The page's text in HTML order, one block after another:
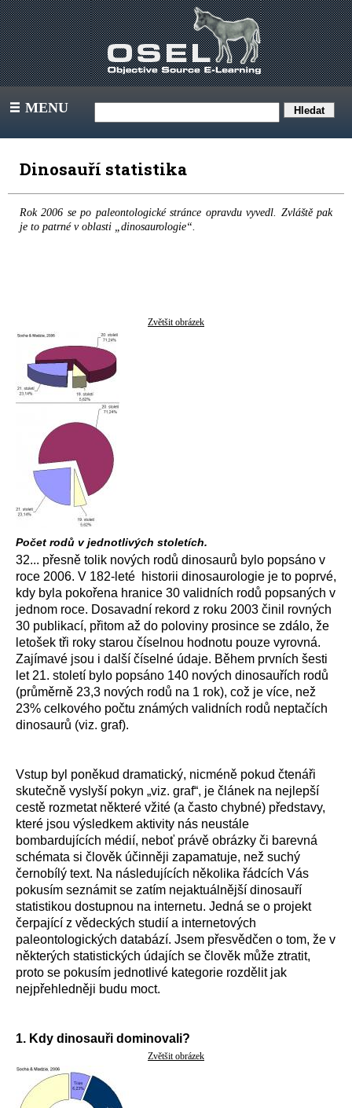
III MENU
Dinosauří statistika
Rok 2006 se po paleontologické stránce opravdu vyvedl. Zvláště pak
je to patrné v oblasti „dinosaurologie“.
Zvětšit obrázek
Počet rodů v jednotlivých stoletích.
32... přesně tolik nových rodů dinosaurů bylo popsáno v
roce 2006. V 182-leté historii dinosaurologie je to poprvé,
kdy byla pokořena hranice 30 validních rodů popsaných v
jednom roce. Dosavadní rekord z roku 2003 činil rovných
30 publikací, přitom až do poloviny prosince se zdálo, že
letošek tři roky starou číselnou hodnotu pouze vyrovná.
Zajímavé jsou i další číselné údaje. Během prvních šesti
let 21. století bylo popsáno 140 nových dinosauřích rodů
(průměrně 23,3 nových rodů na 1 rok), což je více, než
23% celkového počtu známých validních rodů neptačích
dinosaurů (viz. graf).
Vstup byl poněkud dramatický, nicméně pokud čtenáři
skutečně vyslyší pokyn „viz. graf“, je článek na nejlepší
cestě rozmetat některé vžité (a často chybné) představy,
které jsou výsledkem aktivity nás neustále
bombardujících médií, neboť právě obrázky či barevná
schémata si člověk účinněji zapamatuje, než suchý
černobílý text. Na následujících několika řádcích Vás
pokusím seznámit se zatím nejaktuálnější dinosauří
statistikou dostupnou na internetu. Jedná se o projekt
čerpající z vědeckých studií a internetových
paleontologických databází. Jsem přesvědčen o tom, že v
některých statistických údajích se člověk může ztratit,
proto se pokusím jednotlivé kategorie rozdělit jak
nejpřehledněji budu moct.
1. Kdy dinosauři dominovali?
Zvětšit obrázek